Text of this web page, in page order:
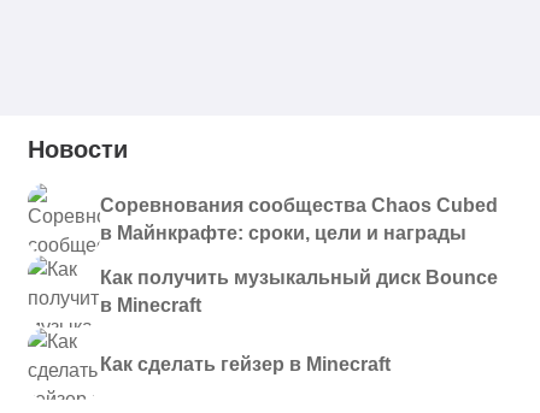
Новости
Соревнования сообщества Chaos Cubed
в Майнкрафте: сроки, цели и награды
Как получить музыкальный диск Bounce
в Minecraft
Как сделать гейзер в Minecraft